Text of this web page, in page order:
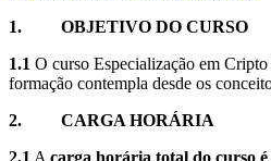
1. OBJETIVO DO CURSO
1.1 O curso Especialização em
formação contempla desde os
2. CARGA HORÁRIA
2.1 A carga horária total do curso é